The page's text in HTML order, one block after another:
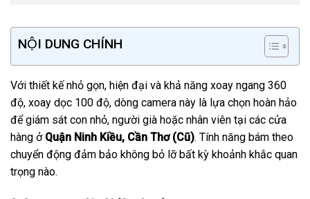
NỘI DUNG CHÍNH
Với thiết kế nhỏ gọn, hiện đại và khả năng xoay ngang 360
độ, xoay dọc 100 độ, dòng camera này là lựa chọn hoàn hảo
để giám sát con nhỏ, người già hoặc nhân viên tại các cửa
hàng ở Quận Ninh Kiều, Cần Thơ (Cũ). Tính năng bám theo
chuyển động đảm bảo không bỏ lỡ bất kỳ khoảnh khắc quan
trọng nào.